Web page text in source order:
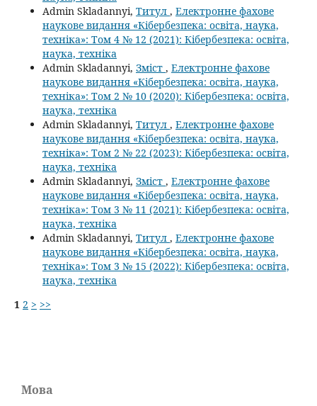
Admin Skladannyi, Титул , Електронне фахове
наукове видання «Кібербезпека: освіта, наука,
техніка»: Том 4 № 12 (2021): Кібербезпека: освіта,
наука, техніка
Admin Skladannyi, Зміст , Електронне фахове
наукове видання «Кібербезпека: освіта, наука,
техніка»: Том 2 № 10 (2020): Кібербезпека: освіта,
наука, техніка
Admin Skladannyi, Титул , Електронне фахове
наукове видання «Кібербезпека: освіта, наука,
техніка»: Том 2 № 22 (2023): Кібербезпека: освіта,
наука, техніка
Admin Skladannyi, Зміст , Електронне фахове
наукове видання «Кібербезпека: освіта, наука,
техніка»: Том 3 № 11 (2021): Кібербезпека: освіта,
наука, техніка
Admin Skladannyi, Титул , Електронне фахове
наукове видання «Кібербезпека: освіта, наука,
техніка»: Том 3 № 15 (2022): Кібербезпека: освіта,
наука, техніка
1 2 > >>
Мова